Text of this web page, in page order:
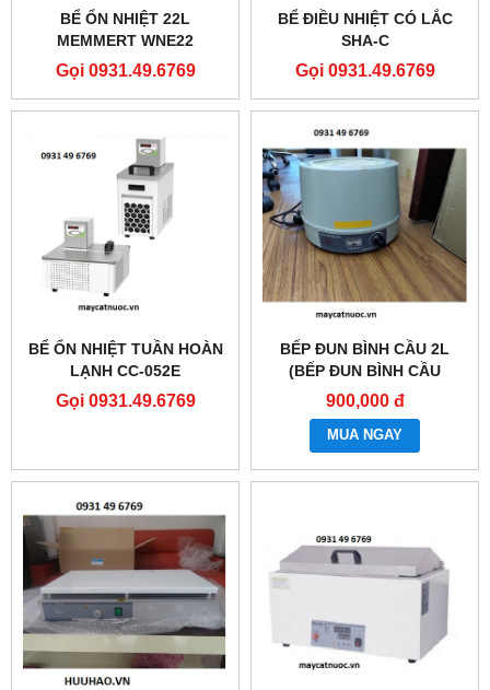
BỂ ỔN NHIỆT 22L
MEMMERT WNE22
Gọi 0931.49.6769
BỂ ĐIỀU NHIỆT CÓ LẮC
SHA-C
Gọi 0931.49.6769
BỂ ỔN NHIỆT TUẦN HOÀN
LẠNH CC-052E
Gọi 0931.49.6769
BẾP ĐUN BÌNH CẦU 2L
(BẾP ĐUN BÌNH CẦU
2000ML)
900,000 đ
MUA NGAY